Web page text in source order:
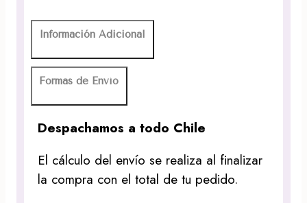
Información Adicional
Formas de Envío
Despachamos a todo Chile
El cálculo del envío se realiza al finalizar
la compra con el total de tu pedido.